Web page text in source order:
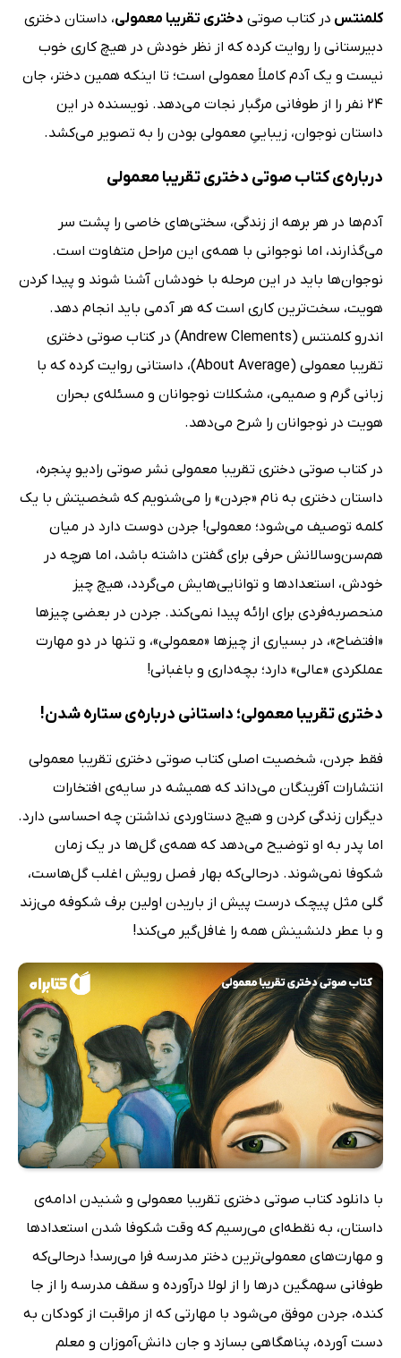
کلمنتس در کتاب صوتی دختری تقریبا معمولی، داستان دختری
دبیرستانی را روایت کرده که از نظر خودش در هیچ کاری خوب
نیست و یک آدم کاملاً معمولی است؛ تا اینکه همین دختر، جان
24 نفر را از طوفانی مرگبار نجات می‌دهد. نویسنده در این
داستان نوجوان، زیباییِ معمولی بودن را به تصویر می‌کشد.
درباره‌ی کتاب صوتی دختری تقریبا معمولی
آدم‌ها در هر برهه از زندگی، سختی‌های خاصی را پشت سر
می‌گذارند، اما نوجوانی با همه‌ی این مراحل متفاوت است.
نوجوان‌ها باید در این مرحله با خودشان آشنا شوند و پیدا کردن
هویت، سخت‌ترین کاری است که هر آدمی باید انجام دهد.
اندرو کلمنتس (Andrew Clements) در کتاب صوتی دختری
تقریبا معمولی (About Average)، داستانی روایت کرده که با
زبانی گرم و صمیمی، مشکلات نوجوانان و مسئله‌ی بحران
هویت در نوجوانان را شرح می‌دهد.
در کتاب صوتی دختری تقریبا معمولی نشر صوتی رادیو پنجره،
داستان دختری به نام «جردن» را می‌شنویم که شخصیتش با یک
کلمه توصیف می‌شود؛ معمولی! جردن دوست دارد در میان
هم‌سن‌وسالانش حرفی برای گفتن داشته باشد، اما هرچه در
خودش، استعدادها و توانایی‌هایش می‌گردد، هیچ چیز
منحصربه‌فردی برای ارائه پیدا نمی‌کند. جردن در بعضی چیزها
«افتضاح»، در بسیاری از چیزها «معمولی»، و تنها در دو مهارت
عملکردی «عالی» دارد؛ بچه‌داری و باغبانی!
دختری تقریبا معمولی؛ داستانی درباره‌ی ستاره شدن!
فقط جردن، شخصیت اصلی کتاب صوتی دختری تقریبا معمولی
انتشارات آفرینگان می‌داند که همیشه در سایه‌ی افتخارات
دیگران زندگی کردن و هیچ دستاوردی نداشتن چه احساسی دارد.
اما پدر به او توضیح می‌دهد که همه‌ی گل‌ها در یک زمان
شکوفا نمی‌شوند. درحالی‌که بهار فصل رویش اغلب گل‌هاست‌،
گلی مثل پیچک درست پیش از باریدن اولین برف شکوفه می‌زند
و با عطر دلنشینش همه را غافل‌گیر می‌کند!
با دانلود کتاب صوتی دختری تقریبا معمولی و شنیدن ادامه‌ی
داستان، به نقطه‌ای می‌رسیم که وقت شکوفا شدن استعدادها
و مهارت‌های معمولی‌ترین دختر مدرسه فرا می‌رسد! درحالی‌که
طوفانی سهمگین درها را از لولا درآورده و سقف مدرسه را از جا
کنده، جردن موفق می‌شود با مهارتی که از مراقبت از کودکان به
دست آورده، پناهگاهی بسازد و جان دانش‌آموزان و معلم